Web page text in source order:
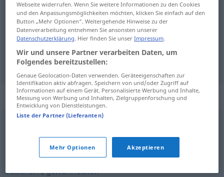
Beispiele
sich verbürgen für
taatajokin
Synonyme für "verbürgen"
garantieren,sicherstellen,sorgen,versprechen
zusichern,gewährleisten
Webseite widerrufen. Wenn Sie weitere Informationen zu den Cookies
und den Anpassungsmöglichkeiten möchten, klicken Sie einfach auf den
Button „Mehr Optionen“. Weitergehende Hinweise zu der
Datenverarbeitung entnehmen Sie ansonsten unserer
Datenschutzerklärung. Hier finden Sie unserImpressum.
Wir und unsere Partner verarbeiten Daten, um
Folgendes bereitzustellen:
Genaue Geolocation-Daten verwenden. Geräteeigenschaften zur
Identifikation aktiv abfragen. Speichern von und/oder Zugriff auf
Informationen auf einem Gerät. Personalisierte Werbung und Inhalte,
Messung von Werbung und Inhalten, Zielgruppenforschung und
Entwicklung von Dienstleistungen.
Liste der Partner (Lieferanten)
Mehr Optionen Akzeptieren